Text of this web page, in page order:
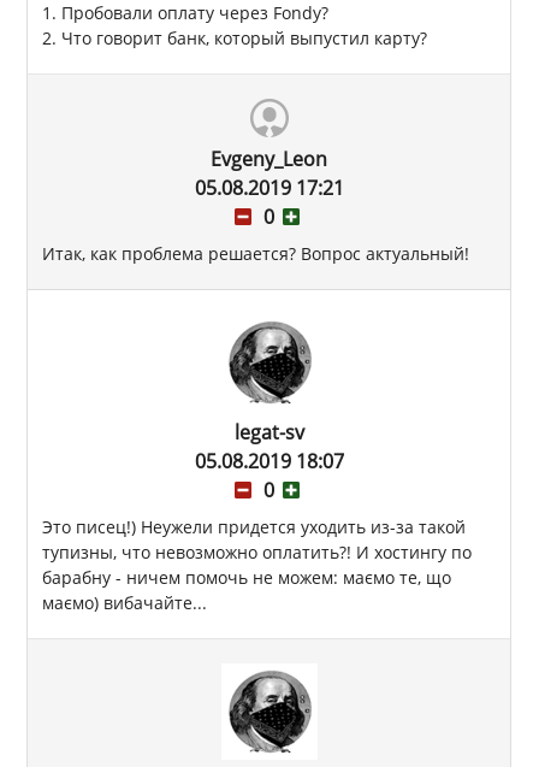
1. Пробовали оплату через Fondy?
2. Что говорит банк, который выпустил карту?
Evgeny_Leon
05.08.2019 17:21
0
Итак, как проблема решается? Вопрос актуальный!
legat-sv
05.08.2019 18:07
0
Это писец!) Неужели придется уходить из-за такой
тупизны, что невозможно оплатить?! И хостингу по
барабну - ничем помочь не можем: маємо те, що
маємо) вибачайте...